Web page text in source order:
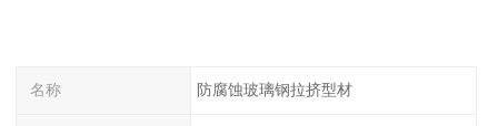
名称 防腐蚀玻璃钢拉挤型材